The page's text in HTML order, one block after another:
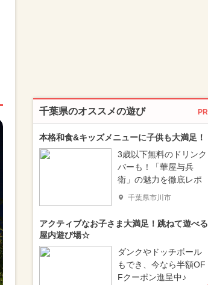
千葉県のオススメの遊び PR
本格和食&キッズメニューに子供も大満足！
3歳以下無料のドリンク
バーも！「華屋与兵
衛」の魅力を徹底レポ
千葉県市川市
アクティブなお子さま大満足！跳ねて遊べる
屋内遊び場☆
ダンクやドッチボール
もでき、今なら半額OF
Fクーポン進呈中♪